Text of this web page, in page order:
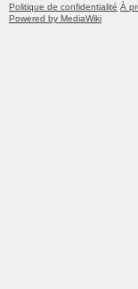
Politique de confidentialité À
Powered by MediaWiki